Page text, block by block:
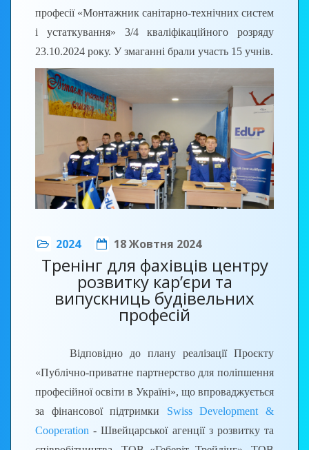
професії «Монтажник санітарно-технічних систем
і устаткування» 3/4 кваліфікаційного розряду
23.10.2024 року. У змаганні брали участь 15 учнів.
звернувся в.о. директора Помаран Павло
Іванович, який зазначив, що проведення конкурсу
- найбільш ефективна форма демонстрації
здібностей здобувачів освіти, підвищення рівня їх
індивідуальних показників та підвищення
інтересу до професії. Побажав конкурсантам
продемонструвати високий рівень практичних
здібностей, впевненості та волі до перемоги.
Директор ТОВ фірма «Рембудсервіс» ЛТД
2024 18 Жовтня 2024
Тренінг для фахівців центру
розвитку кар’єри та
випускниць будівельних
професій
Відповідно до плану реалізації Проєкту
«Публічно-приватне партнерство для поліпшення
професійної освіти в Україні», що впроваджується
за фінансової підтримки Swiss Development &
Cooperation - Швейцарської агенції з розвитку та